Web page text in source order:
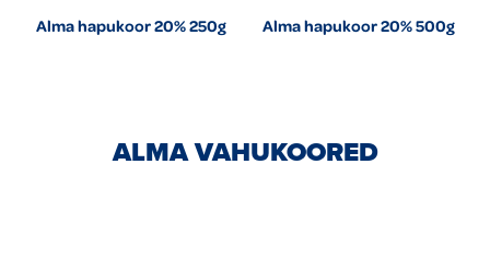
Alma hapukoor 20% 250g Alma hapukoor 20% 500g
ALMA VAHUKOORED